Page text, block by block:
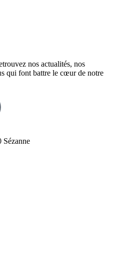
nos actualités, nos
qui font battre le cœur de notre
Sézanne